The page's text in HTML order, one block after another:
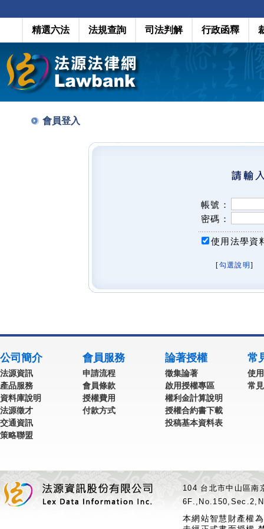
精選六法 法規查詢 司法判解 行政函釋
會員登入
帳號：
密碼：
使用法學資
[勾選說明 ]
公司簡介
法源資訊
產品服務
資料庫說明
法源徵才
交通資訊
策略聯盟
會員服務
申請流程
會員條款
授權費用
付款方式
論著授權
徵集論著
啟用授權專區
權利金計算說明
授權合約書下載
投稿基本資料表
常
使
常
104 台北市中山區
本網站智慧財產權